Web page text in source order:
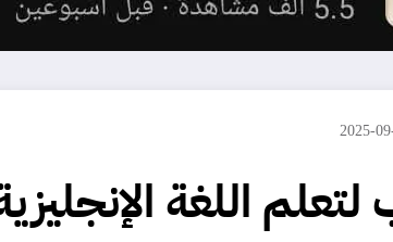
2025-
اللغة